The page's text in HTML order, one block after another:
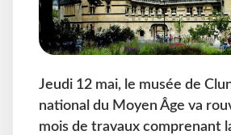
Jeudi 12 mai, le musée de
national du Moyen Âge va
mois de travaux comprenant